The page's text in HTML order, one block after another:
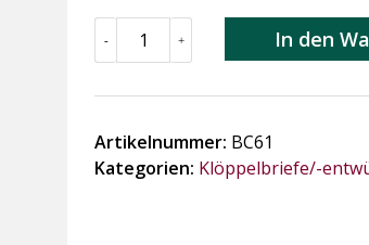
Schwarzer
ein
Patchworkoberteil
Menge
- + In den
Artikelnummer: BC61
Kategorien: Klöppelbriefe/-